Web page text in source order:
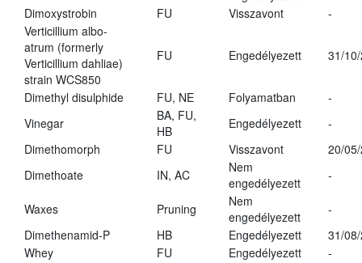
Dimoxystrobin
FU Visszavont
-
Verticillium albo-
atrum (formerly
Verticillium dahliae)
strain WCS850
FU Engedélyezett 31/
Dimethyl disulphide FU, NE Folyamatban
-
Vinegar
BA, FU,
HB
Engedélyezett
-
Dimethomorph
FU Visszavont
20/
Dimethoate
IN, AC
Nem
engedélyezett
-
Waxes Pruning
Nem
engedélyezett
-
Dimethenamid-P
HB Engedélyezett
31/
Whey
FU Engedélyezett
-